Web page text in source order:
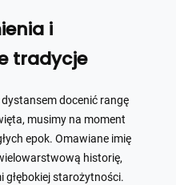
i
tradycje
docenić rangę
musimy na moment
epok. Omawiane imię
historię,
głębokiej starożytności.